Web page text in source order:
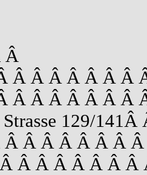
Â
Â Â Â Â Â Â Â
Â Â Â Â Â Â Â
129/141Â
Â Â Â Â Â Â Â
Â Â Â Â Â Â